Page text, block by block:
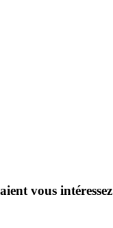
vous intéressez